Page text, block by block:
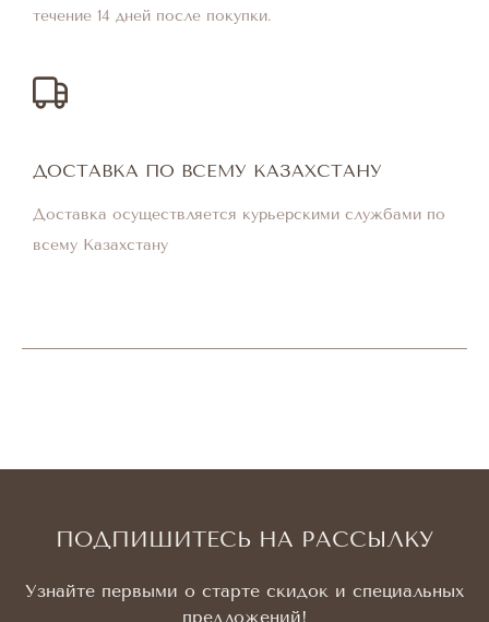
течение 14 дней после покупки.
ДОСТАВКА ПО ВСЕМУ КАЗАХСТАНУ
Доставка осуществляется курьерскими службами по
всему Казахстану
ПОДПИШИТЕСЬ НА РАССЫЛКУ
Узнайте первыми о старте скидок и специальных
предложений!